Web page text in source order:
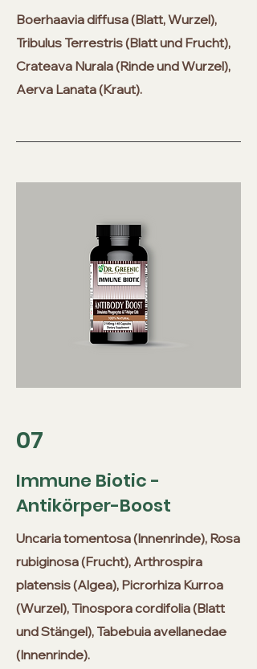
Boerhaavia diffusa (Blatt, Wurzel),
Tribulus Terrestris (Blatt und Frucht),
Crateava Nurala (Rinde und Wurzel),
Aerva Lanata (Kraut).
07
Immune Biotic -
Antikörper-Boost
Uncaria tomentosa (Innenrinde), Rosa
rubiginosa (Frucht), Arthrospira
platensis (Algea), Picrorhiza Kurroa
(Wurzel), Tinospora cordifolia (Blatt
und Stängel), Tabebuia avellanedae
(Innenrinde).